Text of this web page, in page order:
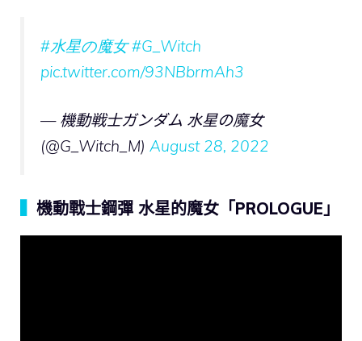
#水星の魔女 #G_Witch
pic.twitter.com/93NBbrmAh3
— 機動戦士ガンダム 水星の魔女
(@G_Witch_M) August 28, 2022
機動戰士鋼彈 水星的魔女「PROLOGUE」